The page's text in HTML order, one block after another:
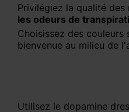
Privilégiez la qualité
les odeurs de
Choisissez des
bienvenue au milieu de
Utilisez le dopamine